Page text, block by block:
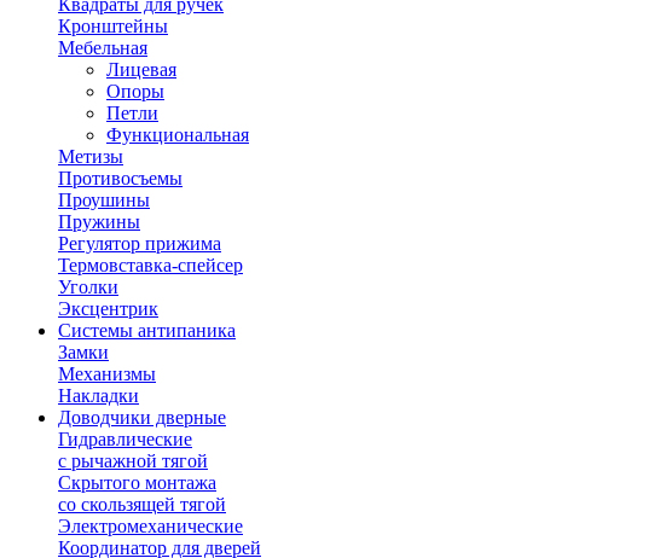
Квадраты для ручек
Кронштейны
Мебельная
Лицевая
Опоры
Петли
Функциональная
Метизы
Противосъемы
Проушины
Пружины
Регулятор прижима
Термовставка-спейсер
Уголки
Эксцентрик
Системы антипаника
Замки
Механизмы
Накладки
Доводчики дверные
Гидравлические
с рычажной тягой
Скрытого монтажа
со скользящей тягой
Электромеханические
Координатор для дверей